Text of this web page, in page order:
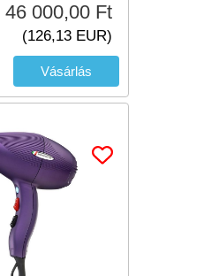
46 000,00 Ft
(126,13 EUR)